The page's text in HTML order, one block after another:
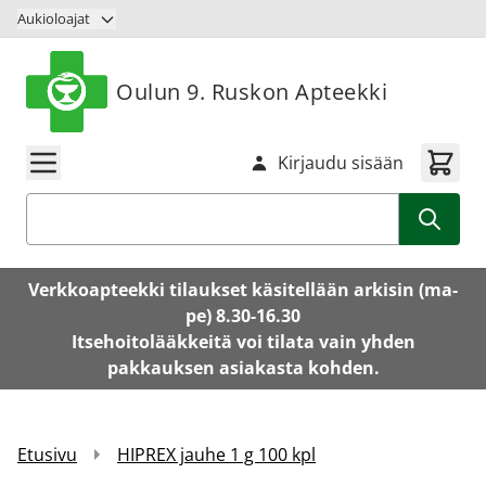
Siirry sisältöön
Aukioloajat
Oulun 9. Ruskon Apteekki
Kirjaudu sisään
Verkkoapteekki tilaukset käsitellään arkisin (ma-
pe) 8.30-16.30
Itsehoitolääkkeitä voi tilata vain yhden
pakkauksen asiakasta kohden.
Etusivu HIPREX jauhe 1 g 100 kpl